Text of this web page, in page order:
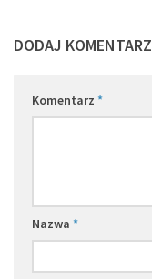
DODAJ KOMENTARZ
Komentarz *
Nazwa *